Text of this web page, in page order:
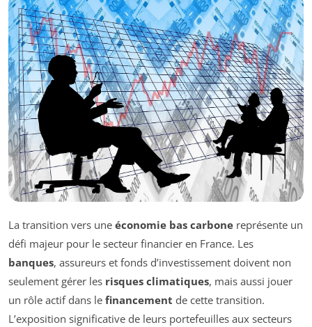
La transition vers une économie bas carbone représente un
défi majeur pour le secteur financier en France. Les
banques, assureurs et fonds d’investissement doivent non
seulement gérer les risques climatiques, mais aussi jouer
un rôle actif dans le financement de cette transition.
L’exposition significative de leurs portefeuilles aux secteurs